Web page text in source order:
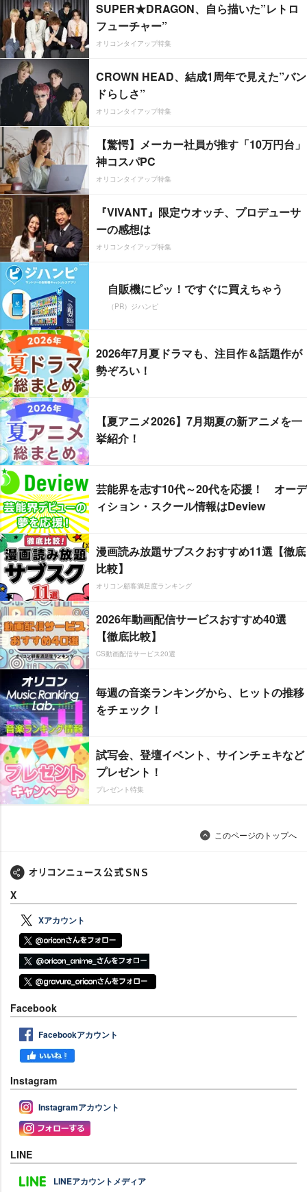
SUPER★DRAGON、自ら描いた”レトロ
フューチャー”
オリコンタイアップ特集
CROWN HEAD、結成1周年で見えた”バン
ドらしさ”
オリコンタイアップ特集
【驚愕】メーカー社員が推す「10万円台」
神コスパPC
オリコンタイアップ特集
『VIVANT』限定ウオッチ、プロデューサ
ーの感想は
オリコンタイアップ特集
自販機にピッ！ですぐに買えちゃう
（PR）ジハンピ
2026年7月夏ドラマも、注目作＆話題作が
勢ぞろい！
【夏アニメ2026】7月期夏の新アニメを一
挙紹介！
芸能界を志す10代～20代を応援！ オーデ
ィション・スクール情報はDeview
漫画読み放題サブスクおすすめ11選【徹底
比較】
オリコン顧客満足度ランキング
2026年動画配信サービスおすすめ40選
【徹底比較】
CS動画配信サービス20選
毎週の音楽ランキングから、ヒットの推移
をチェック！
試写会、登壇イベント、サインチェキなど
プレゼント！
プレゼント特集
このページのトップへ
X
Xアカウント
Facebook
Facebookアカウント
Instagram
Instagramアカウント
LINE
LINEアカウントメディア